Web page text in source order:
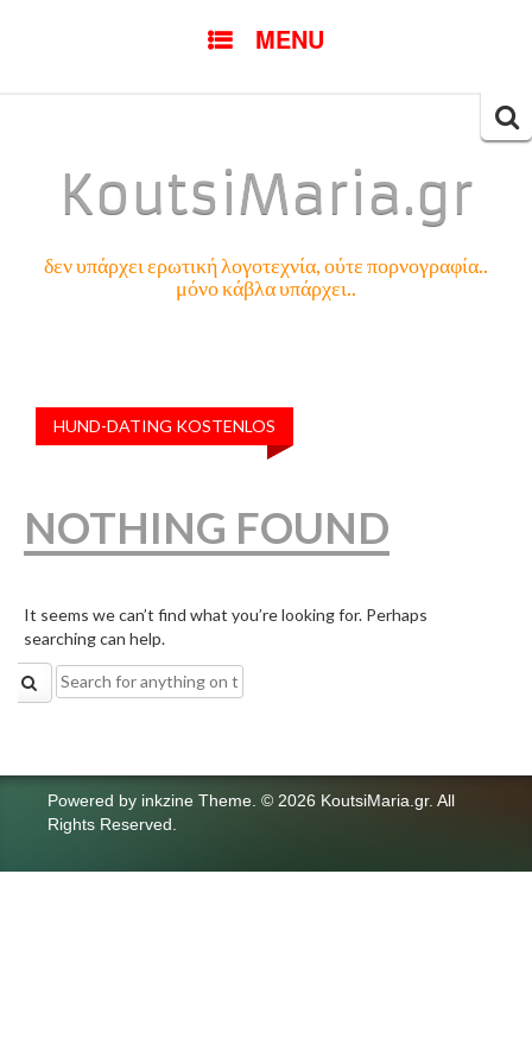
MENU
KoutsiMaria.gr
δεν υπάρχει ερωτική λογοτεχνία, ούτε πορνογραφία..
μόνο κάβλα υπάρχει..
HUND-DATING KOSTENLOS
NOTHING FOUND
It seems we can’t find what you’re looking for. Perhaps
searching can help.
Search
for:
Powered by inkzine Theme © 2026 KoutsiMaria.gr. All
Rights Reserved.